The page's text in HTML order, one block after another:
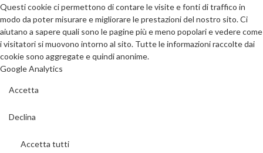
Questi cookie ci permettono di contare le visite e fonti di traffico in
modo da poter misurare e migliorare le prestazioni del nostro sito. Ci
aiutano a sapere quali sono le pagine più e meno popolari e vedere come
i visitatori si muovono intorno al sito. Tutte le informazioni raccolte dai
cookie sono aggregate e quindi anonime.
Google Analytics
Accetta
Declina
Accetta tutti